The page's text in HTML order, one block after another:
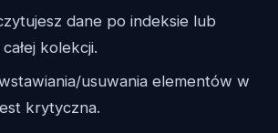
dane po indeksie lub
kolekcji.
usuwania elementów w
krytyczna.